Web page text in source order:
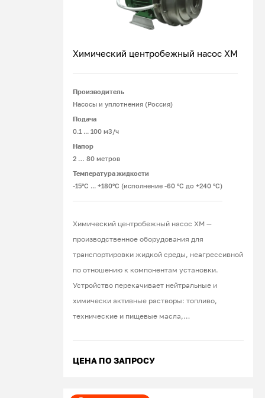
Химический центробежный насос ХМ
Производитель
Насосы и уплотнения (Россия)
Подача
0.1 ... 100 м3/ч
Напор
2 … 80 метров
Температура жидкости
-15°С ... +180°С (исполнение -60 °С до +240 °С)
Химический центробежный насос ХМ —
производственное оборудования для
транспортировки жидкой среды, неагрессивной
по отношению к компонентам установки.
Устройство перекачивает нейтральные и
химически активные растворы: топливо,
технические и пищевые масла,
кислоты, соли. При эксплуатации оборудования
американской фирмы John Crane. В
ЦЕНА ПО ЗАПРОСУ